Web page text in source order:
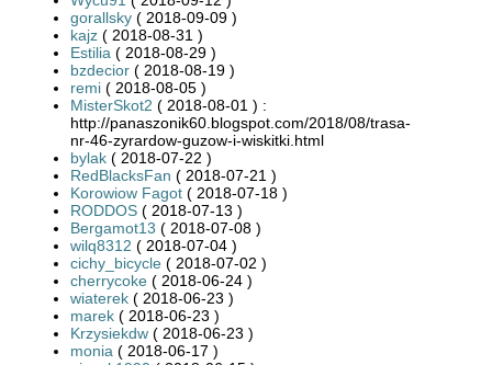
gorallsky ( 2018-09-09 )
kajz ( 2018-08-31 )
Estilia ( 2018-08-29 )
bzdecior ( 2018-08-19 )
remi ( 2018-08-05 )
MisterSkot2 ( 2018-08-01 ) :
http://panaszonik60.blogspot.com/2018/08/trasa-
nr-46-zyrardow-guzow-i-wiskitki.html
bylak ( 2018-07-22 )
RedBlacksFan ( 2018-07-21 )
Korowiow Fagot ( 2018-07-18 )
RODDOS ( 2018-07-13 )
Bergamot13 ( 2018-07-08 )
wilq8312 ( 2018-07-04 )
cichy_bicycle ( 2018-07-02 )
cherrycoke ( 2018-06-24 )
wiaterek ( 2018-06-23 )
marek ( 2018-06-23 )
Krzysiekdw ( 2018-06-23 )
monia ( 2018-06-17 )